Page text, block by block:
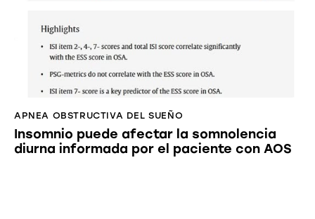
APNEA OBSTRUCTIVA DEL SUEÑO
Insomnio puede afectar la somnolencia
diurna informada por el paciente con AOS